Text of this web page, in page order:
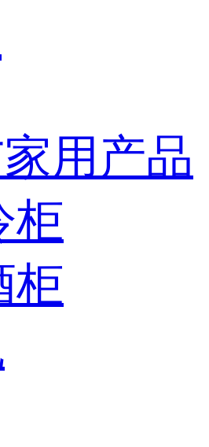
用产品
柜
柜